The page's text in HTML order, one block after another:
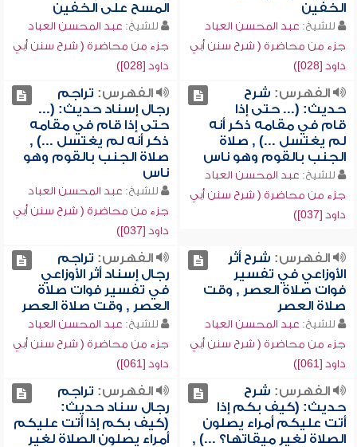
الخفين
للشيخ: عبد المحسن العباد
جزء من محاضرة ( شرح سنن أبي
داود [028])
المسح على الخفين
للشيخ: عبد المحسن العباد
جزء من محاضرة ( شرح سنن أبي
داود [028])
الفهرس: شرح
حديث: (... حتى إذا
قام في مقامه ذكر أنه
لم يغتسل ...) , صلاة
الجنب بالقوم وهو ناس
للشيخ: عبد المحسن العباد
جزء من محاضرة ( شرح سنن أبي
داود [037])
الفهرس: تراجم
رجال إسناد حديث: (...
حتى إذا قام في مقامه
ذكر أنه لم يغتسل ...) ,
صلاة الجنب بالقوم وهو
ناس
للشيخ: عبد المحسن العباد
جزء من محاضرة ( شرح سنن أبي
داود [037])
الفهرس: شرح أثر
الأوزاعي في تفسير
فوات صلاة العصر , وقت
صلاة العصر
للشيخ: عبد المحسن العباد
جزء من محاضرة ( شرح سنن أبي
داود [061])
الفهرس: تراجم
رجال إسناد أثر الأوزاعي
في تفسير فوات صلاة
العصر , وقت صلاة العصر
للشيخ: عبد المحسن العباد
جزء من محاضرة ( شرح سنن أبي
داود [061])
الفهرس: شرح
حديث: (كيف بكم إذا
أتت عليكم أمراء يصلون
الصلاة لغير ميقاتها؟ ...) ,
الفهرس: تراجم
رجال سناد حديث:
(كيف بكم إذا أتت عليكم
أمراء يصلون الصلاة لغير